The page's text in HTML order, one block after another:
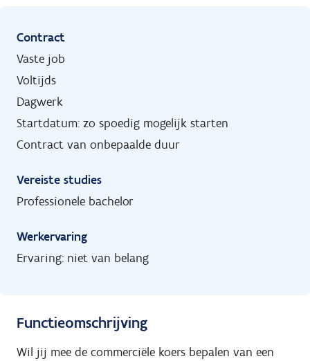
Contract
Vaste job
Voltijds
Dagwerk
Startdatum: zo spoedig mogelijk starten
Contract van onbepaalde duur
Vereiste studies
Professionele bachelor
Werkervaring
Ervaring: niet van belang
Functieomschrijving
Wil jij mee de commerciële koers bepalen van een